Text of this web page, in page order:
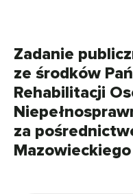
Zadanie
ze środków
Rehabilitacji
za
Mazowieckiego